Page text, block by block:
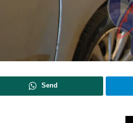
Send